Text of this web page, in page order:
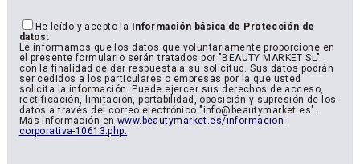
He leído y acepto la Información básica de Protección de
datos:
Le informamos que los datos que voluntariamente proporcione en
el presente formulario serán tratados por "BEAUTY MARKET SL"
con la finalidad de dar respuesta a su solicitud. Sus datos podrán
ser cedidos a los particulares o empresas por la que usted
solicita la información. Puede ejercer sus derechos de acceso,
rectificación, limitación, portabilidad, oposición y supresión de los
datos a través del correo electrónico "info@beautymarket.es".
Más información en www.beautymarket.es/informacion-
corporativa-10613.php.